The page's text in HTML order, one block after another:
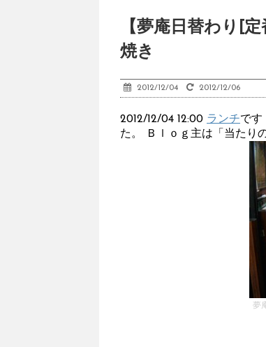
【夢庵日替わり[
焼き
2012/12/04 2012/12/06
2012/12/04 12:00 ランチです
た。 Ｂｌｏｇ主は「当たり
夢